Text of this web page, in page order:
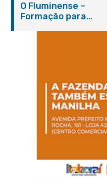
em Itaboraí (24/05)
O Fluminense –
Formação para